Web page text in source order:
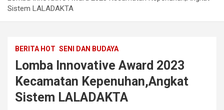
Sistem LALADAKTA
BERITA HOT SENI DAN BUDAYA
Lomba Innovative Award 2023
Kecamatan Kepenuhan,Angkat
Sistem LALADAKTA